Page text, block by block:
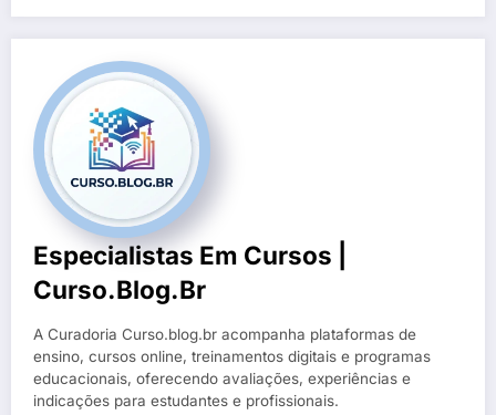
Especialistas Em Cursos |
Curso.blog.br
A Curadoria Curso.blog.br acompanha plataformas de
ensino, cursos online, treinamentos digitais e programas
educacionais, oferecendo avaliações, experiências e
indicações para estudantes e profissionais.